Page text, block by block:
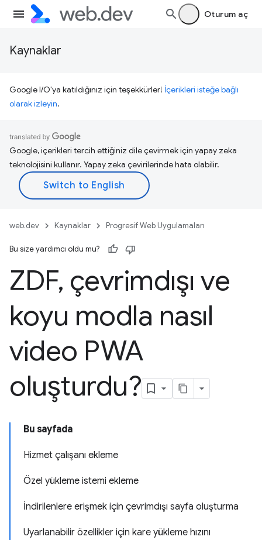
Oturum aç
Kaynaklar
Google I/O'ya katıldığınız için teşekkürler! İçerikleri isteğe bağlı
olarak izleyin.
Google, içerikleri tercih ettiğiniz dile çevirmek için yapay zeka
teknolojisini kullanır. Yapay zeka çevirilerinde hata olabilir.
web.dev Kaynaklar Progresif Web Uygulamaları
Bu size yardımcı oldu mu?
ZDF, çevrimdışı ve
koyu modla nasıl
video PWA
oluşturdu?
Bu sayfada
Hizmet çalışanı ekleme
Özel yükleme istemi ekleme
İndirilenlere erişmek için çevrimdışı sayfa oluşturma
Uyarlanabilir özellikler için kare yükleme hızını